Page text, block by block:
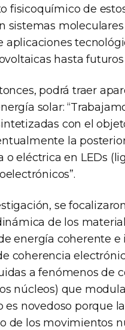
fisicoquímico de
sistemas
aplicaciones
hasta
podrá traer
solar:
con el
la
o eléctrica en LEDs
se
de los
energía coherente e
coherencia
a fenómenos de
núcleos) que
es novedoso porque
de los movimientos